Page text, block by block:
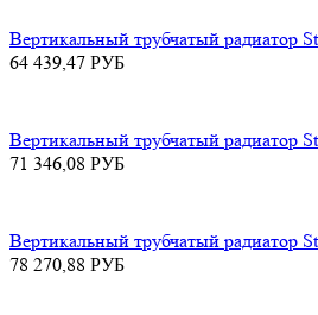
Вертикальный трубчатый радиатор
64 439,47 РУБ
Вертикальный трубчатый радиатор
71 346,08 РУБ
Вертикальный трубчатый радиатор
78 270,88 РУБ